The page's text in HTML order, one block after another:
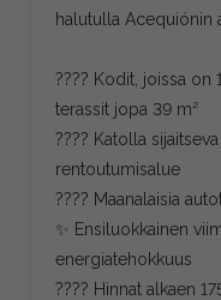
halutulla Acequiónin
???? Kodit, joissa on
terassit jopa 39 m²
???? Katolla
rentoutumisalue
???? Maanalaisia
✨ Ensiluokkainen
energiatehokkuus
???? Hinnat alkaen